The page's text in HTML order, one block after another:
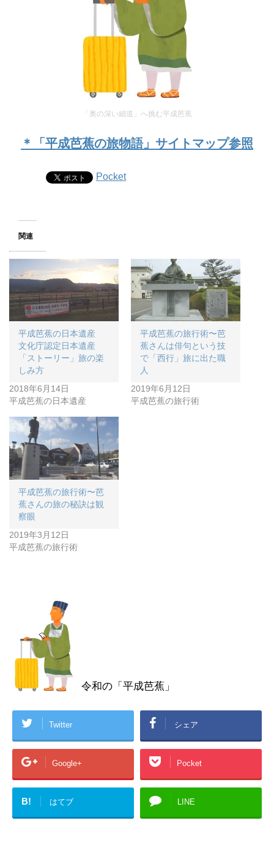
「奥の深い細道」へ挑む平成芭蕉
＊「平成芭蕉の旅物語」サイトマップ参照
Pocket
関連
平成芭蕉の日本遺産
文化庁認定日本遺産
「ストーリー」旅の楽
しみ方
2018年6月14日
平成芭蕉の日本遺産
平成芭蕉の旅行術〜芭
蕉さんは俳句という技
で「西行」旅に出た職
人
2019年6月12日
平成芭蕉の旅行術
平成芭蕉の旅行術〜芭
蕉さんの旅の秘訣は観
察眼
2019年3月12日
平成芭蕉の旅行術
令和の「平成芭蕉」
Twitter シェア
Google+ Pocket
B! はてブ LINE